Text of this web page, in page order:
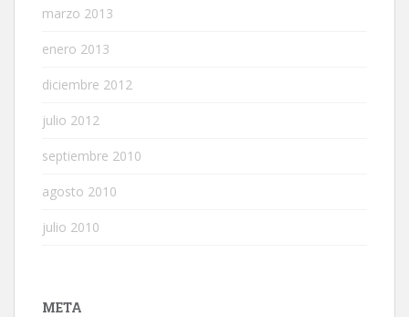
marzo 2013
enero 2013
diciembre 2012
julio 2012
septiembre 2010
agosto 2010
julio 2010
META